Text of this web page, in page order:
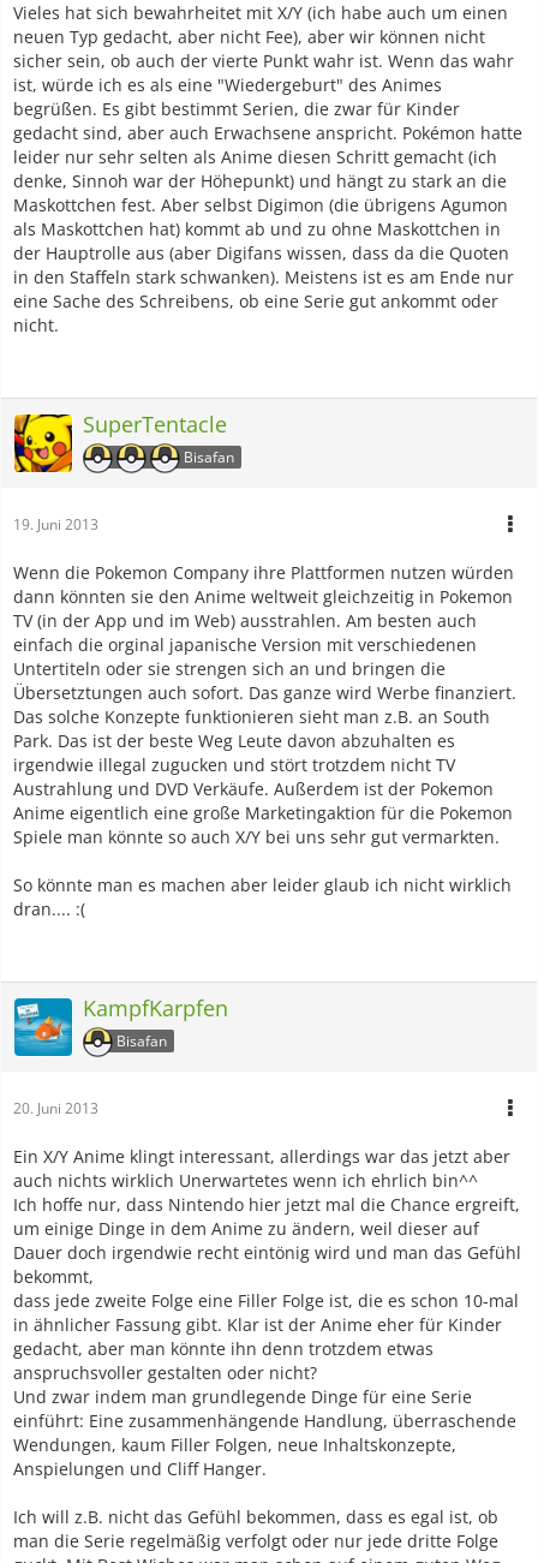
Vieles hat sich bewahrheitet mit X/Y (ich habe auch um einen
neuen Typ gedacht, aber nicht Fee), aber wir können nicht
sicher sein, ob auch der vierte Punkt wahr ist. Wenn das wahr
ist, würde ich es als eine "Wiedergeburt" des Animes
begrüßen. Es gibt bestimmt Serien, die zwar für Kinder
gedacht sind, aber auch Erwachsene anspricht. Pokémon hatte
leider nur sehr selten als Anime diesen Schritt gemacht (ich
denke, Sinnoh war der Höhepunkt) und hängt zu stark an die
Maskottchen fest. Aber selbst Digimon (die übrigens Agumon
als Maskottchen hat) kommt ab und zu ohne Maskottchen in
der Hauptrolle aus (aber Digifans wissen, dass da die Quoten
in den Staffeln stark schwanken). Meistens ist es am Ende nur
eine Sache des Schreibens, ob eine Serie gut ankommt oder
nicht.
SuperTentacle
Bisafan
19. Juni 2013
Wenn die Pokemon Company ihre Plattformen nutzen würden
dann könnten sie den Anime weltweit gleichzeitig in Pokemon
TV (in der App und im Web) ausstrahlen. Am besten auch
einfach die orginal japanische Version mit verschiedenen
Untertiteln oder sie strengen sich an und bringen die
Übersetztungen auch sofort. Das ganze wird Werbe finanziert.
Das solche Konzepte funktionieren sieht man z.B. an South
Park. Das ist der beste Weg Leute davon abzuhalten es
irgendwie illegal zugucken und stört trotzdem nicht TV
Austrahlung und DVD Verkäufe. Außerdem ist der Pokemon
Anime eigentlich eine große Marketingaktion für die Pokemon
Spiele man könnte so auch X/Y bei uns sehr gut vermarkten.
So könnte man es machen aber leider glaub ich nicht wirklich
dran.... :(
KampfKarpfen
Bisafan
20. Juni 2013
Ein X/Y Anime klingt interessant, allerdings war das jetzt aber
auch nichts wirklich Unerwartetes wenn ich ehrlich bin^^
Ich hoffe nur, dass Nintendo hier jetzt mal die Chance ergreift,
um einige Dinge in dem Anime zu ändern, weil dieser auf
Dauer doch irgendwie recht eintönig wird und man das Gefühl
bekommt,
dass jede zweite Folge eine Filler Folge ist, die es schon 10-mal
in ähnlicher Fassung gibt. Klar ist der Anime eher für Kinder
gedacht, aber man könnte ihn denn trotzdem etwas
anspruchsvoller gestalten oder nicht?
Und zwar indem man grundlegende Dinge für eine Serie
einführt: Eine zusammenhängende Handlung, überraschende
Wendungen, kaum Filler Folgen, neue Inhaltskonzepte,
Anspielungen und Cliff Hanger.
Ich will z.B. nicht das Gefühl bekommen, dass es egal ist, ob
man die Serie regelmäßig verfolgt oder nur jede dritte Folge